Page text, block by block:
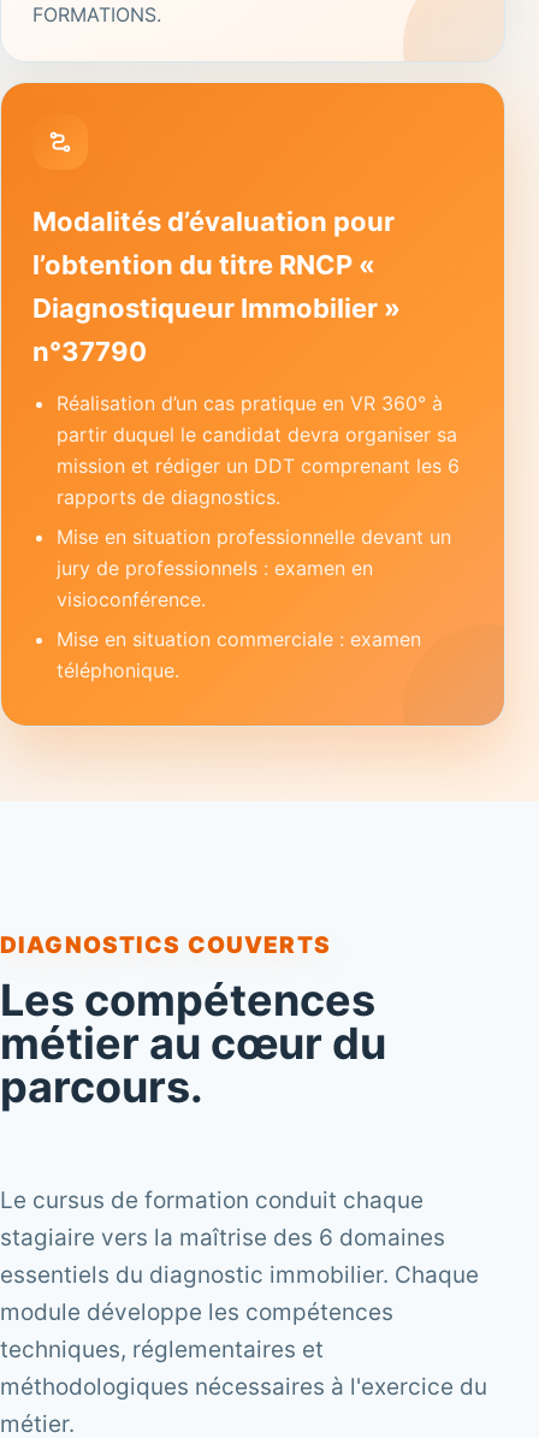
FORMATIONS.
Modalités d’évaluation pour
l’obtention du titre RNCP «
Diagnostiqueur Immobilier »
n°37790
Réalisation d’un cas pratique en VR 360° à
partir duquel le candidat devra organiser sa
mission et rédiger un DDT comprenant les 6
rapports de diagnostics.
Mise en situation professionnelle devant un
jury de professionnels : examen en
visioconférence.
Mise en situation commerciale : examen
téléphonique.
DIAGNOSTICS COUVERTS
Les compétences
métier au cœur du
parcours.
Le cursus de formation conduit chaque
stagiaire vers la maîtrise des 6 domaines
essentiels du diagnostic immobilier. Chaque
module développe les compétences
techniques, réglementaires et
méthodologiques nécessaires à l'exercice du
métier.